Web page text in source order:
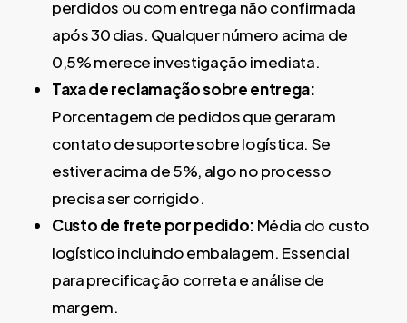
perdidos ou com entrega não confirmada
após 30 dias. Qualquer número acima de
0,5% merece investigação imediata.
Taxa de reclamação sobre entrega:
Porcentagem de pedidos que geraram
contato de suporte sobre logística. Se
estiver acima de 5%, algo no processo
precisa ser corrigido.
Custo de frete por pedido: Média do custo
logístico incluindo embalagem. Essencial
para precificação correta e análise de
margem.